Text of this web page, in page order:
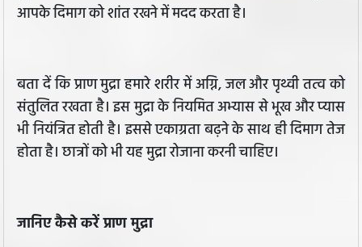
आपके दिमाग को शांत रखने में मदद करता है।
बता दें कि प्राण मुद्रा हमारे शरीर में अग्नि, जल और पृथ्वी तत्व को
संतुलित रखता है। इस मुद्रा के नियमित अभ्यास से भूख और प्यास
भी नियंत्रित होती है। इससे एकाग्रता बढ़ने के साथ ही दिमाग तेज
होता है। छात्रों को भी यह मुद्रा रोजाना करनी चाहिए।
जानिए कैसे करें प्राण मुद्रा